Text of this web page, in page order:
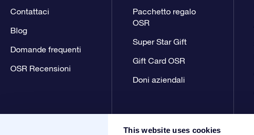
This website uses cookies
Contattaci
Blog
Domande frequenti
OSR Recensioni
Pacchetto regalo
OSR
Super Star Gift
Gift Card OSR
Doni aziendali